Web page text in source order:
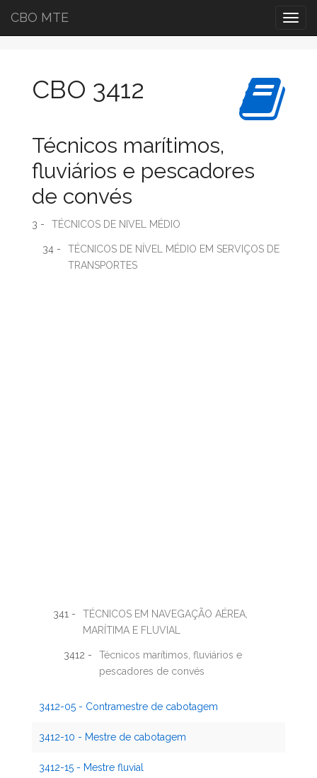
CBO MTE
CBO 3412
Técnicos marítimos,
fluviários e pescadores
de convés
3 - TÉCNICOS DE NIVEL MÉDIO
34 -
TÉCNICOS DE NÍVEL MÉDIO EM SERVIÇOS DE
TRANSPORTES
341 -
TÉCNICOS EM NAVEGAÇÃO AÉREA,
MARÍTIMA E FLUVIAL
3412 -
Técnicos marítimos, fluviários e
pescadores de convés
3412-05 - Contramestre de cabotagem
3412-10 - Mestre de cabotagem
3412-15 - Mestre fluvial